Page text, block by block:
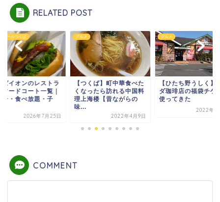
RELATED POST
モールつくば
ばイオンのレストラ
フードコート一覧｜
チ・食べ放題・子
2026年7月25日
グルメ
【つくば】町中華食べた
くなったら訪れる中国料
理上海楼【昔ながらの
味...
2022年4月9日
グルメ
【ひたち野うしく】
ダ珈琲店の福袋チケ
使ってきた
2022年3
COMMENT